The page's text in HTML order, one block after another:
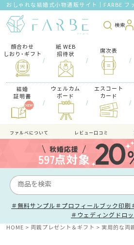
おしゃれな結婚式小物通販サイト｜FARBE フ
検索
顔合わせ
しおり･ギフト
/
紙 WEB
招待状
/
席次表
/
結婚
証明書
/
ウェルカム
ボード
/
エスコート
カード
/
ファルべについて レビュー口コミ
＃無料サンプル ＃プロフィールブック印刷
＃ウェディングドロ
HOME 両親プレゼント＆ギフト 実用的な両